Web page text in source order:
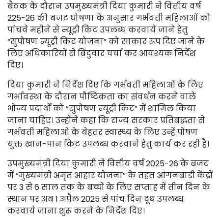
बैठक के दौरान उपमुख्यमंत्री दिया कुमारी ने वित्तीय वर्ष
225-26 की बजट घोषणा के अनुसार गर्भवती महिलाओं को
पांचवे महीने से न्यूट्री किट उपलब्ध करवाये जाने हेतु
“सुपोषण न्यूट्री किट योजना” को साकार रूप दिए जाने के
लिए अधिकारियों से बिंदुवार चर्चा कर आवश्यक निर्देश
दिए।
दिया कुमारी ने निर्देश दिए कि गर्भवती महिलाओं के लिए
गर्भावस्था के दौरान पौष्टिकता का संवर्धन करने वाले
भोज्य पदार्थों को “सुपोषण न्यूट्री किट” में शामिल किया
जाना चाहिए। उन्होंने कहा कि राज्य सरकार प्रतिबद्धता से
गर्भवती महिलाओं के बेहतर स्वास्थ्य के लिए उन्हें पोषण
युक्त खान-पान किट उपलब्ध करवाने हेतु कार्य कर रही है।
उपमुख्यमंत्री दिया कुमारी ने वित्तीय वर्ष 2025-26 के बजट
में “मुख्यमंत्री अमृत आहार योजना” के तहत आंगनबाडी केंद्रों
पर 3 से 6 साल तक के बच्चों के लिए सप्ताह में तीन दिन के
स्थान पर अब 1 अप्रैल 2025 से पांच दिन दूध उपलब्ध
करवाये जाना शुरू करने के निर्देश दिए।